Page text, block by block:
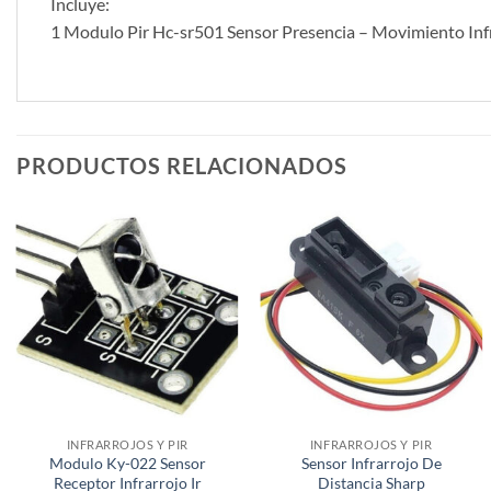
1 Modulo Pir Hc-sr501 Sensor Presencia – Movimiento
PRODUCTOS RELACIONADOS
INFRARROJOS Y PIR
Modulo Ky-022 Sensor
Receptor Infrarrojo Ir
INFRARROJOS Y PIR
Sensor Infrarrojo De
Distancia Sharp